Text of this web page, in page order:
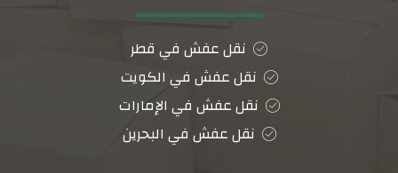
نقل عفش في قطر
نقل عفش في الكويت
نقل عفش في الإمارات
نقل عفش في البحرين